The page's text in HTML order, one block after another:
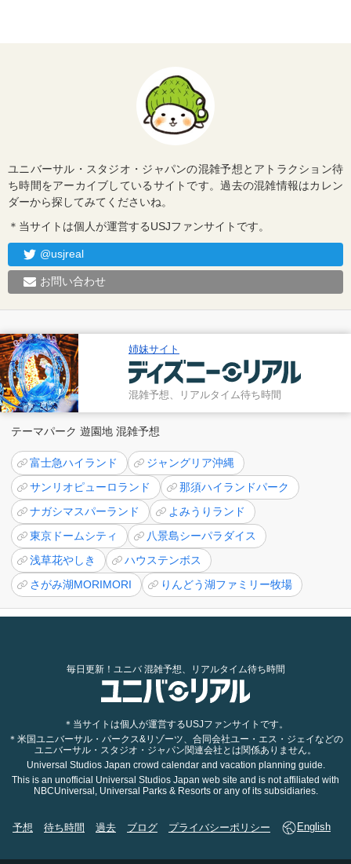
ユニバーサル・スタジオ・ジャパンの混雑予想とアトラクション待
ち時間をアーカイブしているサイトです。過去の混雑情報はカレン
ダーから探してみてくださいね。
＊当サイトは個人が運営するUSJファンサイトです。
@usjreal
お問い合わせ
姉妹サイト
混雑予想、リアルタイム待ち時間
テーマパーク 遊園地 混雑予想
富士急ハイランド
ジャングリア沖縄
サンリオピューロランド
那須ハイランドパーク
ナガシマスパーランド
よみうりランド
東京ドームシティ
八景島シーパラダイス
浅草花やしき
ハウステンボス
さがみ湖MORIMORI
りんどう湖ファミリー牧場
毎日更新！ユニバ 混雑予想、リアルタイム待ち時間
＊当サイトは個人が運営するUSJファンサイトです。
＊米国ユニバーサル・パークス&リゾーツ、合同会社ユー・エス・ジェイなどの
ユニバーサル・スタジオ・ジャパン関連会社とは関係ありません。
Universal Studios Japan crowd calendar and vacation planning guide.
This is an unofficial Universal Studios Japan web site and is not affiliated with
NBCUniversal, Universal Parks & Resorts or any of its subsidiaries.
予想 待ち時間 過去 ブログ プライバシーポリシー English